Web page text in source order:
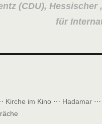
(CDU), Hessischer
für
Kirche im Kino ⋯ Hadamar ⋯